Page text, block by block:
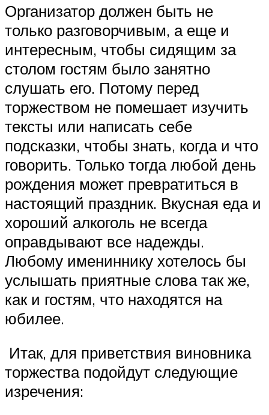
Организатор должен быть не
только разговорчивым, а еще и
интересным, чтобы сидящим за
столом гостям было занятно
слушать его. Потому перед
торжеством не помешает изучить
тексты или написать себе
подсказки, чтобы знать, когда и что
говорить. Только тогда любой день
рождения может превратиться в
настоящий праздник. Вкусная еда и
хороший алкоголь не всегда
оправдывают все надежды.
Любому имениннику хотелось бы
услышать приятные слова так же,
как и гостям, что находятся на
юбилее.
Итак, для приветствия виновника
торжества подойдут следующие
изречения: